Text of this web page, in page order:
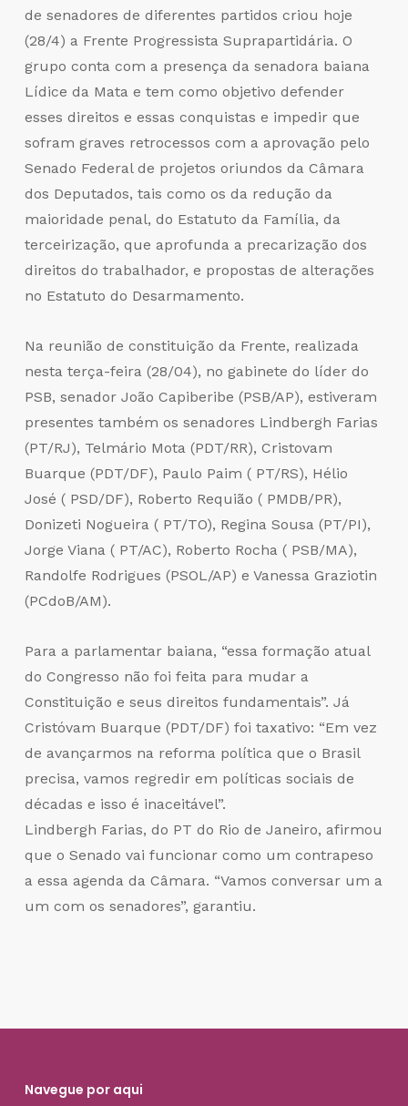
de senadores de diferentes partidos criou hoje
(28/4) a Frente Progressista Suprapartidária. O
grupo conta com a presença da senadora baiana
Lídice da Mata e tem como objetivo defender
esses direitos e essas conquistas e impedir que
sofram graves retrocessos com a aprovação pelo
Senado Federal de projetos oriundos da Câmara
dos Deputados, tais como os da redução da
maioridade penal, do Estatuto da Família, da
terceirização, que aprofunda a precarização dos
direitos do trabalhador, e propostas de alterações
no Estatuto do Desarmamento.
Na reunião de constituição da Frente, realizada
nesta terça-feira (28/04), no gabinete do líder do
PSB, senador João Capiberibe (PSB/AP), estiveram
presentes também os senadores Lindbergh Farias
(PT/RJ), Telmário Mota (PDT/RR), Cristovam
Buarque (PDT/DF), Paulo Paim ( PT/RS), Hélio
José ( PSD/DF), Roberto Requião ( PMDB/PR),
Donizeti Nogueira ( PT/TO), Regina Sousa (PT/PI),
Jorge Viana ( PT/AC), Roberto Rocha ( PSB/MA),
Randolfe Rodrigues (PSOL/AP) e Vanessa Graziotin
(PCdoB/AM).
Para a parlamentar baiana, “essa formação atual
do Congresso não foi feita para mudar a
Constituição e seus direitos fundamentais”. Já
Cristóvam Buarque (PDT/DF) foi taxativo: “Em vez
de avançarmos na reforma política que o Brasil
precisa, vamos regredir em políticas sociais de
décadas e isso é inaceitável”.
Lindbergh Farias, do PT do Rio de Janeiro, afirmou
que o Senado vai funcionar como um contrapeso
a essa agenda da Câmara. “Vamos conversar um a
um com os senadores”, garantiu.
Navegue por aqui